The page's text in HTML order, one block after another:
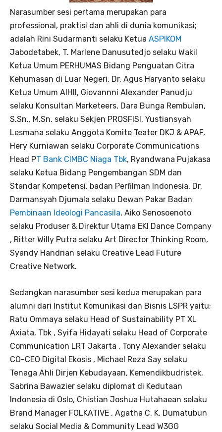
Narasumber sesi pertama merupakan para
professional, praktisi dan ahli di dunia komunikasi;
adalah Rini Sudarmanti selaku Ketua ASPIKOM
Jabodetabek, T. Marlene Danusutedjo selaku Wakil
Ketua Umum PERHUMAS Bidang Penguatan Citra
Kehumasan di Luar Negeri, Dr. Agus Haryanto selaku
Ketua Umum AIHII, Giovannni Alexander Panudju
selaku Konsultan Marketeers, Dara Bunga Rembulan,
S.Sn., M.Sn. selaku Sekjen PROSFISI, Yustiansyah
Lesmana selaku Anggota Komite Teater DKJ & APAF,
Hery Kurniawan selaku Corporate Communications
Head PT Bank CIMBC Niaga Tbk, Ryandwana Pujakasa
selaku Ketua Bidang Pengembangan SDM dan
Standar Kompetensi, badan Perfilman Indonesia, Dr.
Darmansyah Djumala selaku Dewan Pakar Badan
Pembinaan Ideologi Pancasila, Aiko Senosoenoto
selaku Produser & Direktur Utama EKI Dance Company
, Ritter Willy Putra selaku Art Director Thinking Room,
Syandy Handrian selaku Creative Lead Future
Creative Network.
Sedangkan narasumber sesi kedua merupakan para
alumni dari Institut Komunikasi dan Bisnis LSPR yaitu;
Ratu Ommaya selaku Head of Sustainability PT XL
Axiata, Tbk , Syifa Hidayati selaku Head of Corporate
Communication LRT Jakarta , Tony Alexander selaku
CO-CEO Digital Ekosis , Michael Reza Say selaku
Tenaga Ahli Dirjen Kebudayaan, Kemendikbudristek,
Sabrina Bawazier selaku diplomat di Kedutaan
Indonesia di Oslo, Chistian Joshua Hutahaean selaku
Brand Manager FOLKATIVE , Agatha C. K. Dumatubun
selaku Social Media & Community Lead W3GG